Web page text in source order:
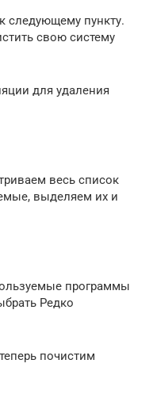
следующему пункту.
свою систему
для удаления
весь список
выделяем их и
программы
Редко
почистим